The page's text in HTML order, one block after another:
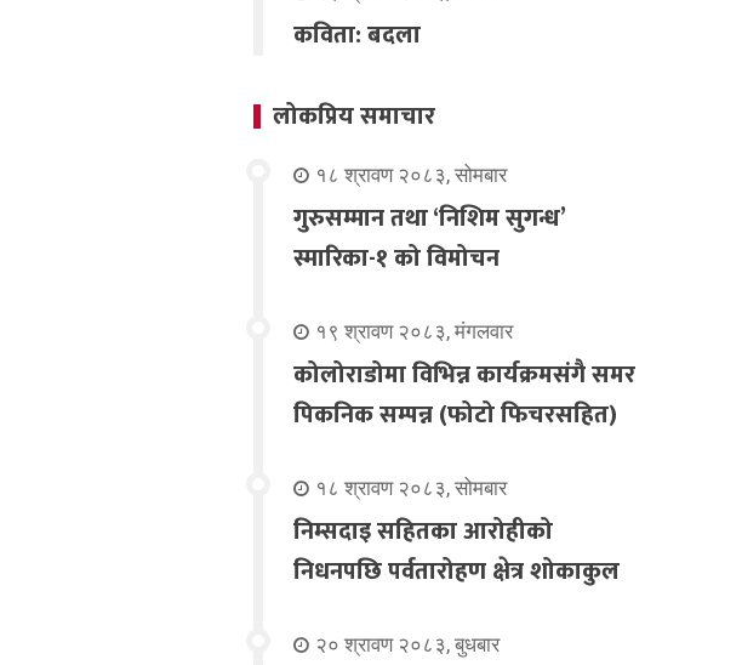
कविता: बदला
लोकप्रिय समाचार
१८ श्रावण २०८३, सोमबार
गुरुसम्मान तथा ‘निशिम सुगन्ध’
स्मारिका-१ को विमोचन
१९ श्रावण २०८३, मंगलवार
कोलोराडोमा विभिन्न कार्यक्रमसंगै समर
पिकनिक सम्पन्न (फोटो फिचरसहित)
१८ श्रावण २०८३, सोमबार
निम्सदाइ सहितका आरोहीको
निधनपछि पर्वतारोहण क्षेत्र शोकाकुल
२० श्रावण २०८३, बुधबार